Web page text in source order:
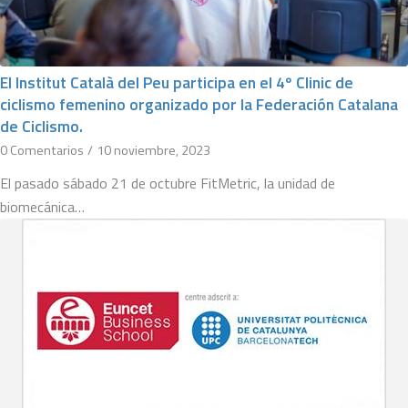
El Institut Català del Peu participa en el 4º Clinic de
ciclismo femenino organizado por la Federación Catalana
de Ciclismo.
0 Comentarios / 10 noviembre, 2023
El pasado sábado 21 de octubre FitMetric, la unidad de
biomecánica…